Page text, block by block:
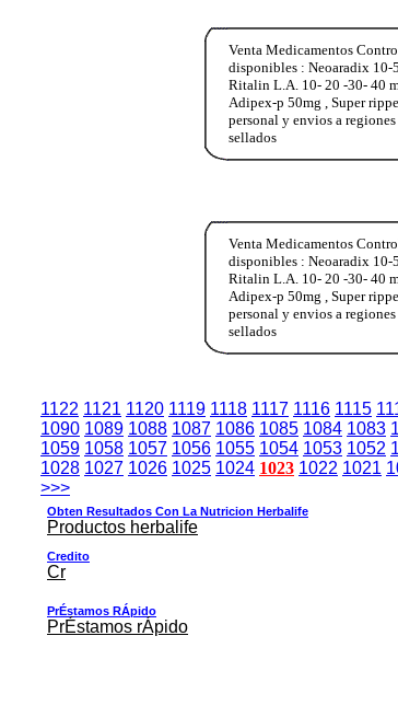
Venta Medicamentos
disponibles : Neoaradix 10-
Ritalin L.A. 10- 20 -30- 40
Adipex-p 50mg , Super
personal y envios a
sellados
Venta Medicamentos
disponibles : Neoaradix 10-
Ritalin L.A. 10- 20 -30- 40
Adipex-p 50mg , Super
personal y envios a
sellados
1122 1121 1120 1119 1118 1117 1116 1115
1090 1089 1088 1087 1086 1085 1084 1083
1059 1058 1057 1056 1055 1054 1053 1052
1028 1027 1026 1025 1024 1023 1022 1021
>>>
Obten Resultados Con La Nutricion Herbalife
Productos herbalife
Credito
Cr
PrÉstamos RÁpido
PrÉstamos rÁpido